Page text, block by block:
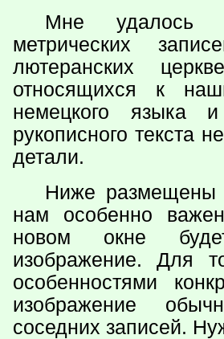
Мне удалось
метрических
лютеранских
относящихся к
немецкого языка и
рукописного текста
детали.
Ниже размещены
нам особенно
новом окне
изображение. Для
особенностями
изображение
соседних записей.